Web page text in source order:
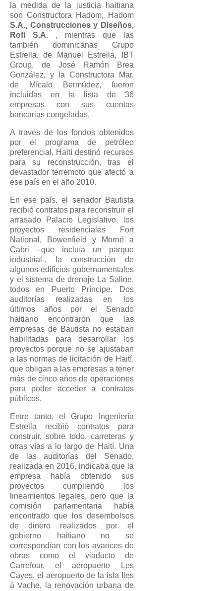
la medida de la justicia haitiana
son Constructora Hadom, Hadom
S.A., Construcciones y Diseños,
Rofi S.A. , mientras que las
también dominicanas Grupo
Estrella, de Manuel Estrella, IBT
Group, de José Ramón Brea
González, y la Constructora Mar,
de Mícalo Bermúdez, fueron
incluidas en la lista de 36
empresas con sus cuentas
bancarias congeladas.
A través de los fondos obtenidos
por el programa de petróleo
preferencial, Haití destinó recursos
para su reconstrucción, tras el
devastador terremoto que afectó a
ese país en el año 2010.
En ese país, el senador Bautista
recibió contratos para reconstruir el
arrasado Palacio Legislativo, los
proyectos residenciales Fort
National, Bowenfield y Morné a
Cabri –que incluía un parque
industrial-, la construcción de
algunos edificios gubernamentales
y el sistema de drenaje La Saline,
todos en Puerto Príncipe. Dos
auditorías realizadas en los
últimos años por el Senado
haitiano encontraron que las
empresas de Bautista no estaban
habilitadas para desarrollar los
proyectos porque no se ajustaban
a las normas de licitación de Haití,
que obligan a las empresas a tener
más de cinco años de operaciones
para poder acceder a contratos
públicos.
Entre tanto, el Grupo Ingeniería
Estrella recibió contratos para
construir, sobre todo, carreteras y
otras vías a lo largo de Haití. Una
de las auditorías del Senado,
realizada en 2016, indicaba que la
empresa había obtenido sus
proyectos cumpliendo los
lineamientos legales, pero que la
comisión parlamentaria había
encontrado que los desembolsos
de dinero realizados por el
gobierno haitiano no se
correspondían con los avances de
obras como el viaducto de
Carrefour, el aeropuerto Les
Cayes, el aeropuerto de la isla Iles
à Vache, la renovación urbana de